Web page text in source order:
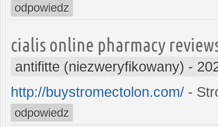
odpowiedz
cialis online pharmacy
antifitte (niezweryfikowany) -
http://buystromectolon.com/ -
odpowiedz